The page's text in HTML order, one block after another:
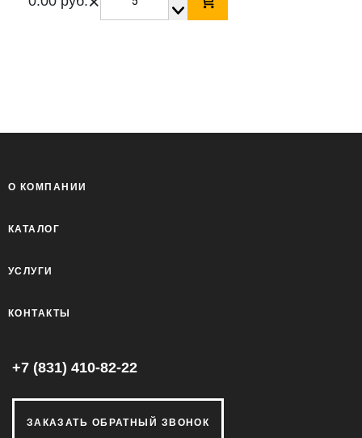
О КОМПАНИИ
КАТАЛОГ
УСЛУГИ
КОНТАКТЫ
+7 (831) 410-82-22
ЗАКАЗАТЬ ОБРАТНЫЙ ЗВОНОК